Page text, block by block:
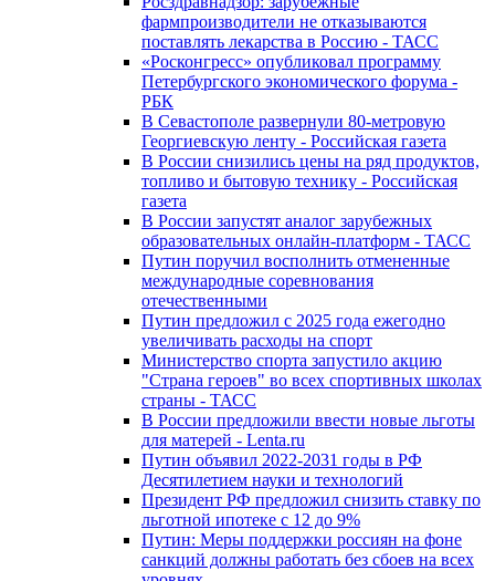
фармпроизводители не отказываются
поставлять лекарства в Россию - ТАСС
«Росконгресс» опубликовал программу
Петербургского экономического форума -
РБК
В Севастополе развернули 80-метровую
Георгиевскую ленту - Российская газета
В России снизились цены на ряд продуктов,
топливо и бытовую технику - Российская
газета
В России запустят аналог зарубежных
образовательных онлайн-платформ - ТАСС
Путин поручил восполнить отмененные
международные соревнования
отечественными
Путин предложил с 2025 года ежегодно
увеличивать расходы на спорт
Министерство спорта запустило акцию
"Страна героев" во всех спортивных школах
страны - ТАСС
В России предложили ввести новые льготы
для матерей - Lenta.ru
Путин объявил 2022-2031 годы в РФ
Десятилетием науки и технологий
Президент РФ предложил снизить ставку по
льготной ипотеке с 12 до 9%
Путин: Меры поддержки россиян на фоне
санкций должны работать без сбоев на всех